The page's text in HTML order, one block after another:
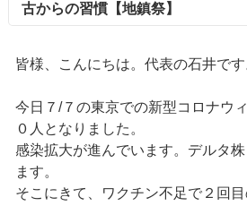
古からの習慣【地鎮祭】
皆様、こんにちは。代表の石井です
今日７/７の東京での新型コロナウ
０人となりました。
感染拡大が進んでいます。デルタ
ます。
そこにきて、ワクチン不足で２回